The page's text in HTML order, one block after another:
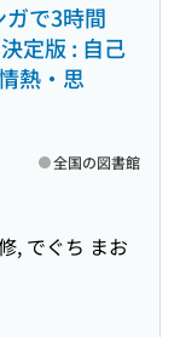
で3時間
定版 : 自己
熱・思
, でぐち まお
全国の図書館